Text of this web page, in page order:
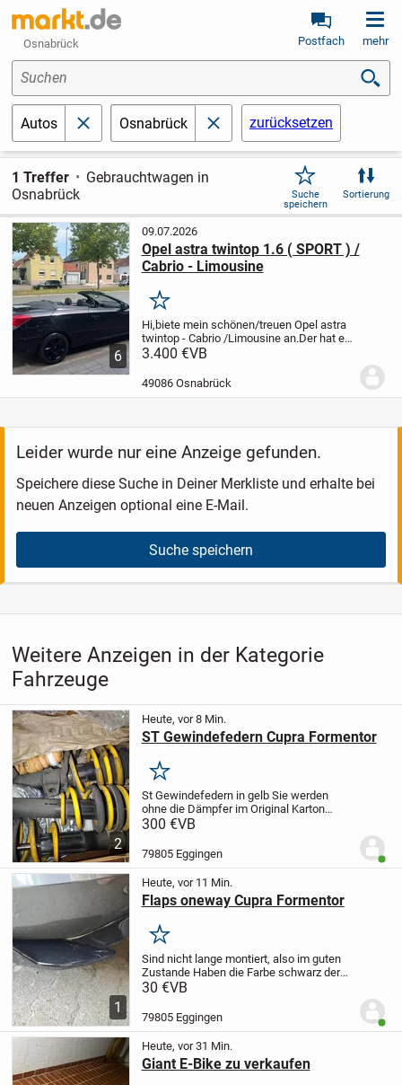
Osnabrück Postfach mehr
Suchen
Autos schließenOsnabrück schließenzurücksetzen
1 Treffer
Gebrauchtwagen in
Osnabrück
Suche
speichern
Sortierung
6
09.07.2026
Opel astra twintop 1.6 ( SPORT ) /
Cabrio - Limousine
Merken
Hi,biete mein schönen/treuen Opel astra
twintop - Cabrio /Limousine an.Der hat ein
SPORTFAHRWERK.ICH BIN AB
WOCHEN ERSTMAL IM URLAUB. ANFANG
3.400 €VB
49086 Osnabrück
Leider wurde nur eine Anzeige gefunden.
Speichere diese Suche in Deiner Merkliste und erhalte bei
neuen Anzeigen optional eine E-Mail.
Suche speichern
Weitere Anzeigen in der Kategorie
Fahrzeuge
2
Heute, vor 8 Min.
ST Gewindefedern Cupra Formentor
Merken
St Gewindefedern in gelb Sie werden
ohne die Dämpfer im Original Karton
verkauftGefahren wurden Sie auf einen
300 €VB
79805 Eggingen
1
Heute, vor 11 Min.
Flaps oneway Cupra Formentor
Merken
Sind nicht lange montiert, also im guten
Zustande Haben die Farbe schwarz der
Marke Oneway
30 €VB
79805 Eggingen
Heute, vor 31 Min.
Giant E-Bike zu verkaufen